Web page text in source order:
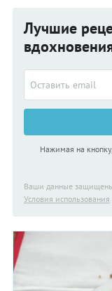
лучше соединились
смазывайте
сделает их
классический
более сложные и
Лучшие
Нажимая на
Ваши данные
Условия использования